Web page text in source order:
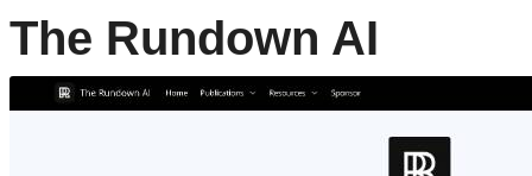
The Rundown AI